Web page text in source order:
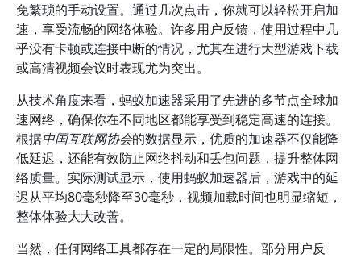
免繁琐的手动设置。通过几次点击，你就可以轻松开启加
速，享受流畅的网络体验。许多用户反馈，使用过程中几
乎没有卡顿或连接中断的情况，尤其在进行大型游戏下载
或高清视频会议时表现尤为突出。
从技术角度来看，蚂蚁加速器采用了先进的多节点全球加
速网络，确保你在不同地区都能享受到稳定高速的连接。
根据中国互联网协会的数据显示，优质的加速器不仅能降
低延迟，还能有效防止网络抖动和丢包问题，提升整体网
络质量。实际测试显示，使用蚂蚁加速器后，游戏中的延
迟从平均80毫秒降至30毫秒，视频加载时间也明显缩短，
整体体验大大改善。
当然，任何网络工具都存在一定的局限性。部分用户反